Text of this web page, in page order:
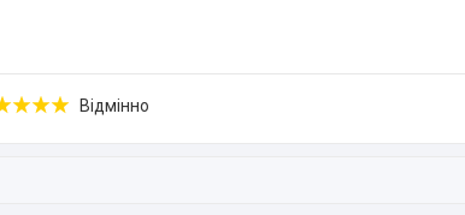
Відмінно